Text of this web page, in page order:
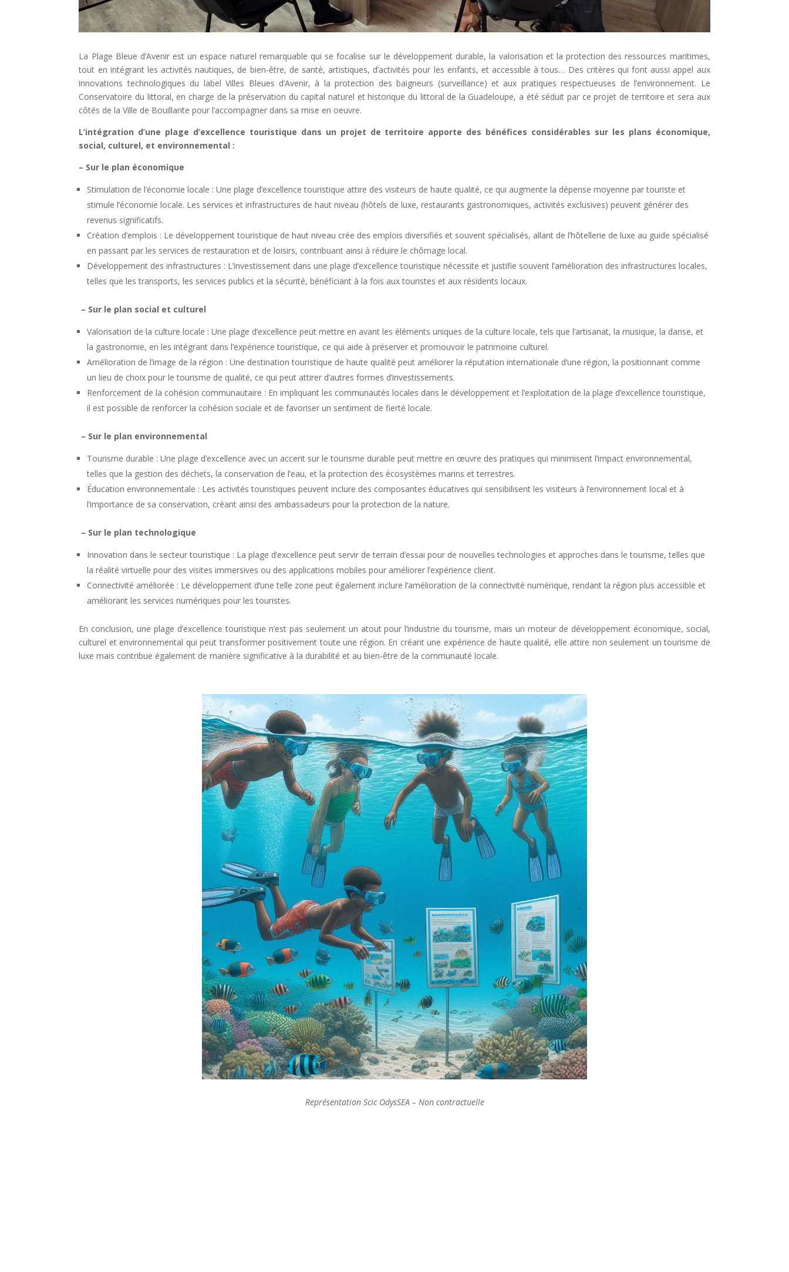
La Plage Bleue d’Avenir est un espace naturel remarquable qui se focalise sur le développement durable, la valorisation et la protection des ressources maritimes,
tout en intégrant les activités nautiques, de bien-être, de santé, artistiques, d’activités pour les enfants, et accessible à tous… Des critères qui font aussi appel aux
innovations technologiques du label Villes Bleues d’Avenir, à la protection des baigneurs (surveillance) et aux pratiques respectueuses de l’environnement. Le
Conservatoire du littoral, en charge de la préservation du capital naturel et historique du littoral de la Guadeloupe, a été séduit par ce projet de territoire et sera aux
côtés de la Ville de Bouillante pour l’accompagner dans sa mise en oeuvre.
L’intégration d’une plage d’excellence touristique dans un projet de territoire apporte des bénéfices considérables sur les plans économique,
social, culturel, et environnemental :
– Sur le plan économique
Stimulation de l’économie locale : Une plage d’excellence touristique attire des visiteurs de haute qualité, ce qui augmente la dépense moyenne par touriste et
stimule l’économie locale. Les services et infrastructures de haut niveau (hôtels de luxe, restaurants gastronomiques, activités exclusives) peuvent générer des
revenus significatifs.
Création d’emplois : Le développement touristique de haut niveau crée des emplois diversifiés et souvent spécialisés, allant de l’hôtellerie de luxe au guide spécialisé
en passant par les services de restauration et de loisirs, contribuant ainsi à réduire le chômage local.
Développement des infrastructures : L’investissement dans une plage d’excellence touristique nécessite et justifie souvent l’amélioration des infrastructures locales,
telles que les transports, les services publics et la sécurité, bénéficiant à la fois aux touristes et aux résidents locaux.
– Sur le plan social et culturel
Valorisation de la culture locale : Une plage d’excellence peut mettre en avant les éléments uniques de la culture locale, tels que l’artisanat, la musique, la danse, et
la gastronomie, en les intégrant dans l’expérience touristique, ce qui aide à préserver et promouvoir le patrimoine culturel.
Amélioration de l’image de la région : Une destination touristique de haute qualité peut améliorer la réputation internationale d’une région, la positionnant comme
un lieu de choix pour le tourisme de qualité, ce qui peut attirer d’autres formes d’investissements.
Renforcement de la cohésion communautaire : En impliquant les communautés locales dans le développement et l’exploitation de la plage d’excellence touristique,
il est possible de renforcer la cohésion sociale et de favoriser un sentiment de fierté locale.
– Sur le plan environnemental
Tourisme durable : Une plage d’excellence avec un accent sur le tourisme durable peut mettre en œuvre des pratiques qui minimisent l’impact environnemental,
telles que la gestion des déchets, la conservation de l’eau, et la protection des écosystèmes marins et terrestres.
Éducation environnementale : Les activités touristiques peuvent inclure des composantes éducatives qui sensibilisent les visiteurs à l’environnement local et à
l’importance de sa conservation, créant ainsi des ambassadeurs pour la protection de la nature.
– Sur le plan technologique
Innovation dans le secteur touristique : La plage d’excellence peut servir de terrain d’essai pour de nouvelles technologies et approches dans le tourisme, telles que
la réalité virtuelle pour des visites immersives ou des applications mobiles pour améliorer l’expérience client.
Connectivité améliorée : Le développement d’une telle zone peut également inclure l’amélioration de la connectivité numérique, rendant la région plus accessible et
améliorant les services numériques pour les touristes.
En conclusion, une plage d’excellence touristique n’est pas seulement un atout pour l’industrie du tourisme, mais un moteur de développement économique, social,
culturel et environnemental qui peut transformer positivement toute une région. En créant une expérience de haute qualité, elle attire non seulement un tourisme de
luxe mais contribue également de manière significative à la durabilité et au bien-être de la communauté locale.
Représentation Scic OdysSEA – Non contractuelle